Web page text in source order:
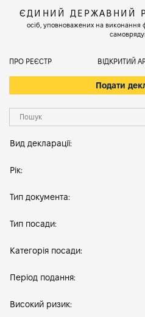
ЄДИНИЙ ДЕРЖАВНИЙ
осіб, уповноважених на виконання
ПРО РЕЄСТР ВІДКРИТИЙ
Подати
Вид декларації:
Рік:
Тип документа:
Тип посади:
Категорія посади:
Період подання:
Високий ризик: